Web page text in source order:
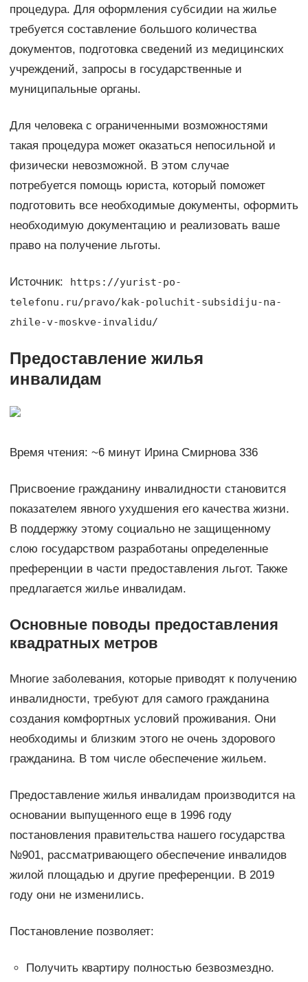
процедура. Для оформления субсидии на жилье
требуется составление большого количества
документов, подготовка сведений из медицинских
учреждений, запросы в государственные и
муниципальные органы.
Для человека с ограниченными возможностями
такая процедура может оказаться непосильной и
физически невозможной. В этом случае
потребуется помощь юриста, который поможет
подготовить все необходимые документы, оформить
необходимую документацию и реализовать ваше
право на получение льготы.
Источник:
https://yurist-po-
telefonu.ru/pravo/kak-poluchit-subsidiju-na-
zhile-v-moskve-invalidu/
Предоставление жилья
инвалидам
Время чтения: ~6 минут Ирина Смирнова 336
Присвоение гражданину инвалидности становится
показателем явного ухудшения его качества жизни.
В поддержку этому социально не защищенному
слою государством разработаны определенные
преференции в части предоставления льгот. Также
предлагается жилье инвалидам.
Основные поводы предоставления
квадратных метров
Многие заболевания, которые приводят к получению
инвалидности, требуют для самого гражданина
создания комфортных условий проживания. Они
необходимы и близким этого не очень здорового
гражданина. В том числе обеспечение жильем.
Предоставление жилья инвалидам производится на
основании выпущенного еще в 1996 году
постановления правительства нашего государства
№901, рассматривающего обеспечение инвалидов
жилой площадью и другие преференции. В 2019
году они не изменились.
Постановление позволяет:
Получить квартиру полностью безвозмездно.